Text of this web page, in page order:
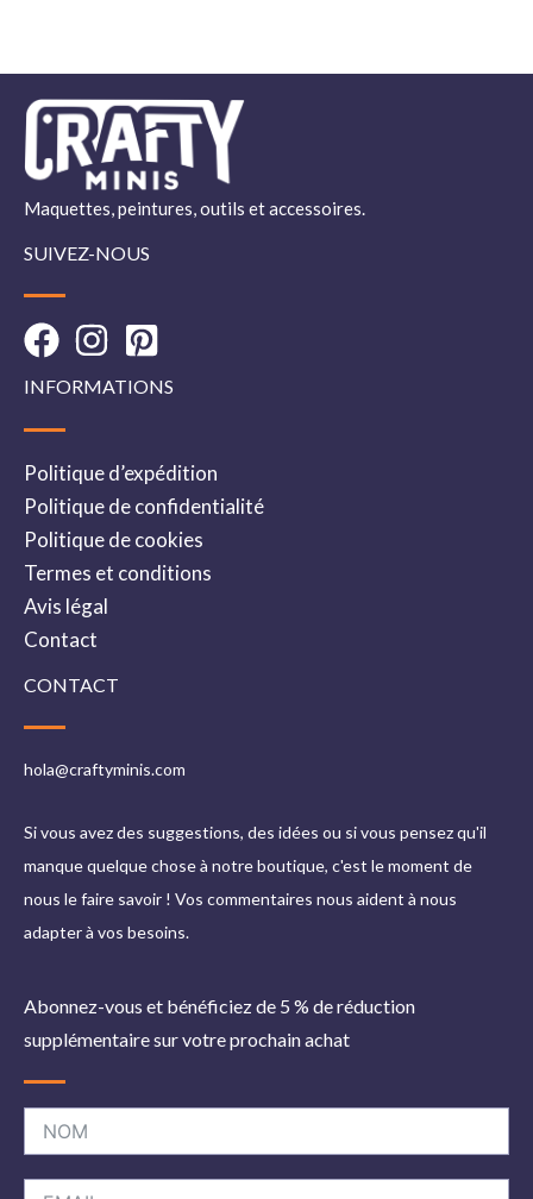
Maquettes, peintures, outils et accessoires.
SUIVEZ-NOUS
INFORMATIONS
Politique d’expédition
Politique de confidentialité
Politique de cookies
Termes et conditions
Avis légal
Contact
CONTACT
hola@craftyminis.com
Si vous avez des suggestions, des idées ou si vous pensez qu'il
manque quelque chose à notre boutique, c'est le moment de
nous le faire savoir ! Vos commentaires nous aident à nous
adapter à vos besoins.
Abonnez-vous et bénéficiez de 5 % de réduction
supplémentaire sur votre prochain achat